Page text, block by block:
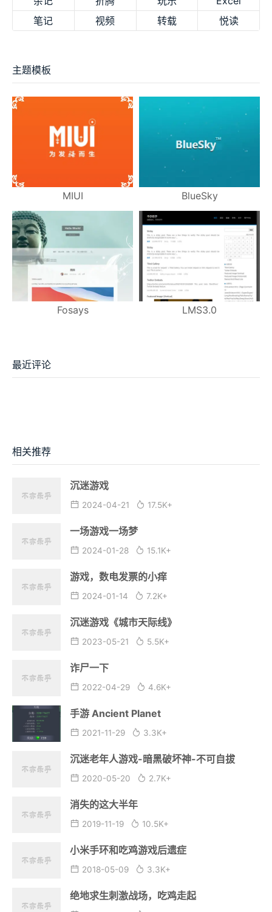
笔记
视频 转载 悦读
主题模板
MIUI BlueSky
Fosays LMS3.0
最近评论
相关推荐
沉迷游戏
2024-04-21 17.5K+
一场游戏一场梦
2024-01-28 15.1K+
游戏，数电发票的小痒
2024-01-14 7.2K+
沉迷游戏《城市天际线》
2023-05-21 5.5K+
诈尸一下
2022-04-29 4.6K+
手游 Ancient Planet
2021-11-29 3.3K+
沉迷老年人游戏-暗黑破坏神-不可自拔
2020-05-20 2.7K+
消失的这大半年
2019-11-19 10.5K+
小米手环和吃鸡游戏后遗症
2018-05-09 3.3K+
绝地求生刺激战场，吃鸡走起